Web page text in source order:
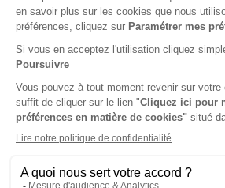
NOUVEAU à tester
mobilité
Ecoutez tous les articles de
partout et à tout moment de
voiture (Disponible via
Android).